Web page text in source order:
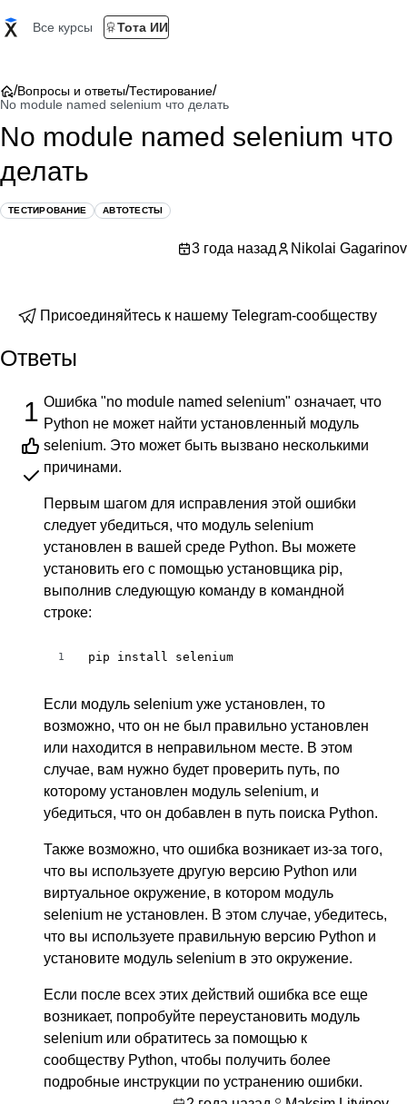
Все курсы Тота ИИ
/Вопросы и ответы/Тестирование/
No module named selenium что делать
No module named selenium что
делать
ТЕСТИРОВАНИЕ АВТОТЕСТЫ
3 года назад Nikolai Gagarinov
Присоединяйтесь к нашему Telegram-сообществу
Ответы
1 Ошибка "no module named selenium" означает, что
Python не может найти установленный модуль
selenium. Это может быть вызвано несколькими
причинами.
Первым шагом для исправления этой ошибки
следует убедиться, что модуль selenium
установлен в вашей среде Python. Вы можете
установить его с помощью установщика pip,
выполнив следующую команду в командной
строке:
1 pip install selenium
Если модуль selenium уже установлен, то
возможно, что он не был правильно установлен
или находится в неправильном месте. В этом
случае, вам нужно будет проверить путь, по
которому установлен модуль selenium, и
убедиться, что он добавлен в путь поиска Python.
Также возможно, что ошибка возникает из-за того,
что вы используете другую версию Python или
виртуальное окружение, в котором модуль
selenium не установлен. В этом случае, убедитесь,
что вы используете правильную версию Python и
установите модуль selenium в это окружение.
Если после всех этих действий ошибка все еще
возникает, попробуйте переустановить модуль
selenium или обратитесь за помощью к
сообществу Python, чтобы получить более
подробные инструкции по устранению ошибки.